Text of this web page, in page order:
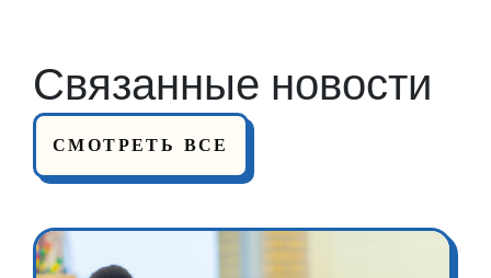
Связанные новости
СМОТРЕТЬ ВСЕ